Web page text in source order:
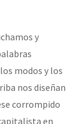
y
modos y los
nos diseñan
corrompido
en